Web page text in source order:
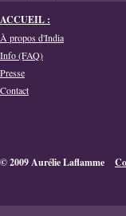
ACCUEIL :
À propos d'India
Info (FAQ)
Presse
Contact
© 2009 Aurélie Laflamme